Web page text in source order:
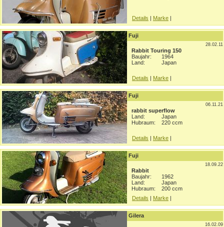
Details | Marke |
Fuji
28.02.11
Rabbit Touring 150
Baujahr:
1964
Land:
Japan
Details | Marke |
Fuji
06.11.21
rabbit superflow
Land:
Japan
Hubraum:
220 ccm
Details | Marke |
Fuji
18.09.22
Rabbit
Baujahr:
1962
Land:
Japan
Hubraum:
200 ccm
Details | Marke |
Gilera
16.02.09